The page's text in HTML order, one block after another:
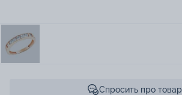
Спросить про товар